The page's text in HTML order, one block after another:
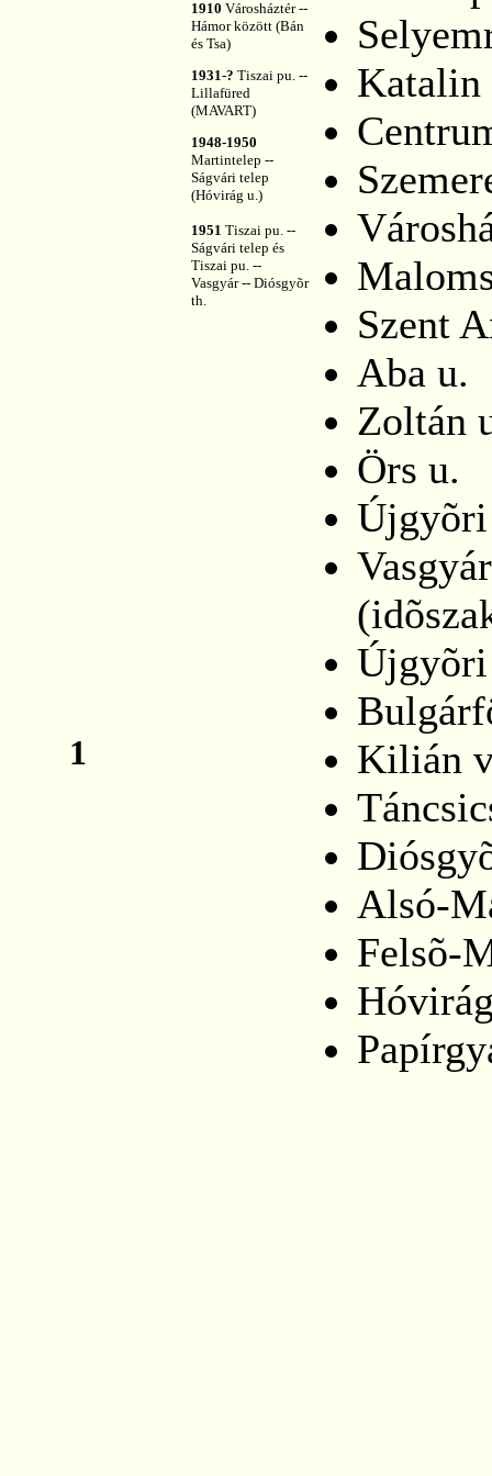
1
1910 Városháztér --
Hámor között (Bán
és Tsa)
1931-? Tiszai pu. --
Lillafüred
(MAVART)
1948-1950
Martintelep --
Ságvári telep
(Hóvirág u.)
1951 Tiszai pu. --
Ságvári telep és
Tiszai pu. --
Vasgyár -- Diósgyõr
th.
Katalin
Szent
Aba u.
Zoltán
Örs u.
Vasgyár
Kilián
Alsó-
Felsõ-